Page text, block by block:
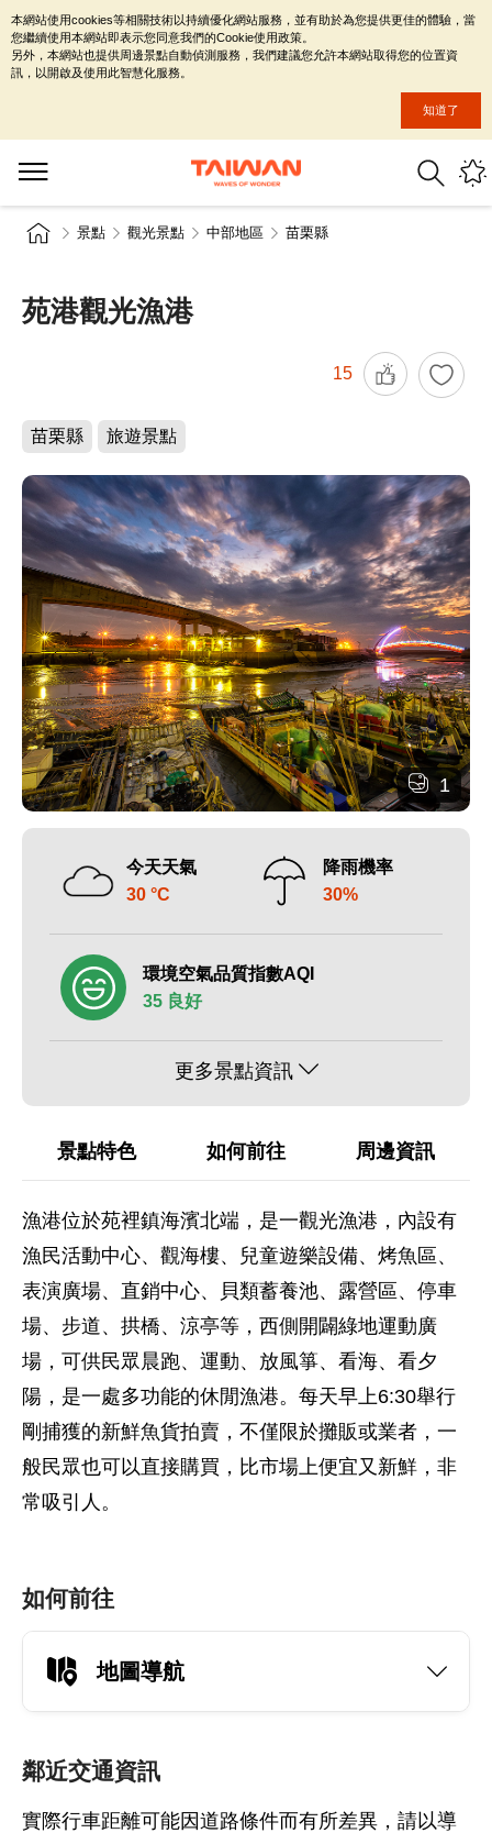
景點 觀光景點 中部地區 苗栗縣
苑港觀光漁港
15
苗栗縣 旅遊景點
1
今天天氣
30 °C
降雨機率
30%
環境空氣品質指數AQI
35 良好
更多景點資訊
景點特色 如何前往 周邊資訊
漁港位於苑裡鎮海濱北端，是一觀光漁港，內設有
漁民活動中心、觀海樓、兒童遊樂設備、烤魚區、
表演廣場、直銷中心、貝類蓄養池、露營區、停車
場、步道、拱橋、涼亭等，西側開闢綠地運動廣
場，可供民眾晨跑、運動、放風箏、看海、看夕
陽，是一處多功能的休閒漁港。每天早上6:30舉行
剛捕獲的新鮮魚貨拍賣，不僅限於攤販或業者，一
般民眾也可以直接購買，比市場上便宜又新鮮，非
常吸引人。
如何前往
地圖導航
鄰近交通資訊
實際行車距離可能因道路條件而有所差異，請以導
本網站使用cookies等相關技術以持續優化網站服務，並有助於為您提供更佳的體驗，當
您繼續使用本網站即表示您同意我們的Cookie使用政策。
另外，本網站也提供周邊景點自動偵測服務，我們建議您允許本網站取得您的位置資
訊，以開啟及使用此智慧化服務。
知道了